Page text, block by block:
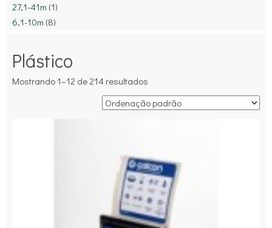
27,1-41m (1)
6,1-10m (8)
Plástico
Mostrando 1–12 de 214 resultados